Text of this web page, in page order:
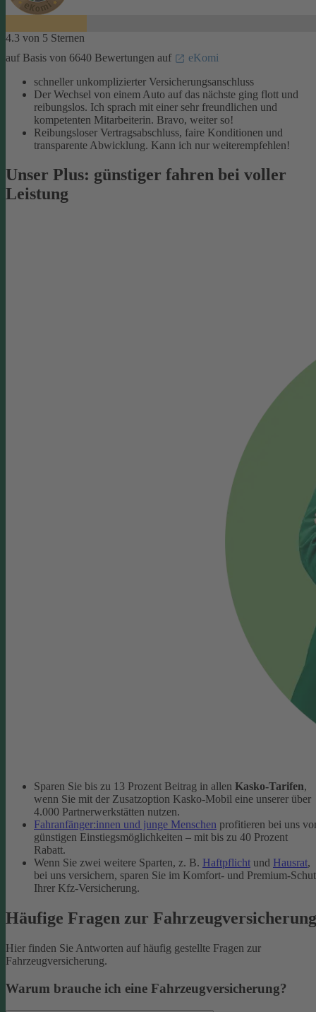
4.3 von 5 Sternen
auf Basis von 6640 Bewertungen auf
eKomi
schneller unkomplizierter Versicherungsanschluss
Der Wechsel von einem Auto auf das nächste ging flott und
reibungslos. Ich sprach mit einer sehr freundlichen und
kompetenten Mitarbeiterin. Bravo, weiter so!
Reibungsloser Vertragsabschluss, faire Konditionen und
transparente Abwicklung. Kann ich nur weiterempfehlen!
Unser Plus: günstiger fahren bei voller
Leistung
Sparen Sie bis zu 13 Prozent Beitrag in allen Kasko-Tarifen,
wenn Sie mit der Zusatzoption Kasko-Mobil eine unserer über
4.000 Partnerwerkstätten nutzen.
Fahranfänger:innen und junge Menschen profitieren bei uns
günstigen Einstiegsmöglichkeiten – mit bis zu 40 Prozent
Rabatt.
Wenn Sie zwei weitere Sparten, z. B. Haftpflicht und Hausrat,
bei uns versichern, sparen Sie im Komfort- und Premium-
Ihrer Kfz-Versicherung.
Häufige Fragen zur Fahrzeugversicherung
Hier finden Sie Antworten auf häufig gestellte Fragen zur
Fahrzeugversicherung.
Warum brauche ich eine Fahrzeugversicherung?